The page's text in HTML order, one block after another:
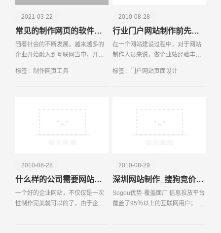
2021-03-22
常见的制作网页的软件都有哪些
随着社会的不断发展，越来越多的
企业开始融入到互联网当中，开始
提高网站企业的整体形象，同时还
标签 : 制作网页工具
2010-08-28
行业门户网站制作前先要整理思路
在一个网站建设过程中，对于网站
制作人员来说，做企业站经验丰
应手。行业站因为他的内容很多，
标签 : 门户网站页面设计
2010-08-28
什么样的公司需要网站维护
一个好的企业网站，不仅仅是一次
性制作完美就可以的了，由于企业
2010-08-29
深圳网站制作_搜狗竞价排名
Sogou优势·覆盖面广 信息投放平台
覆盖了95％以上的互联网用户； 搜
请输入您的公司名称 名字